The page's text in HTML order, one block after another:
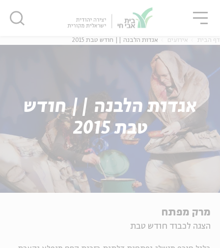
דף הבית אירועים אגדות הלבנה || חודש טבת 2015
אגדות הלבנה || חודש
טבת 2015
מרק מפתח
הצגה לכבוד חודש טבת
סגור